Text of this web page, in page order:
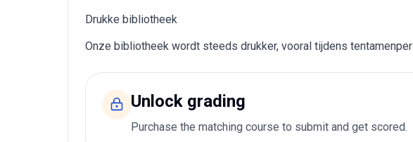
Drukke bibliotheek
Onze bibliotheek wordt steeds drukker, vooral tijdens
Unlock grading
Purchase the matching course to submit and get scored.